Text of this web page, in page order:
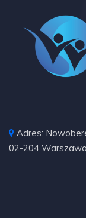
Adres:
02-204 Warszawa